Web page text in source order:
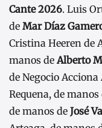
Cante 2026. Luis
de Mar Díaz
Cristina Heeren de
manos de Alberto
de Negocio Acciona
Requena, de
de manos de José